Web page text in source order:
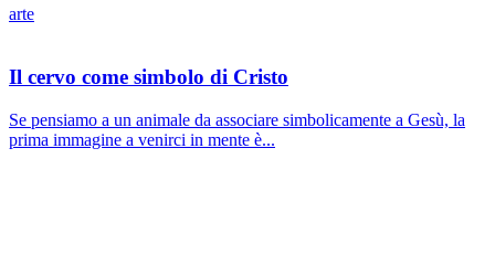
arte
Il cervo come simbolo di Cristo
Se pensiamo a un animale da associare simbolicamente a Gesù, la
prima immagine a venirci in mente è...